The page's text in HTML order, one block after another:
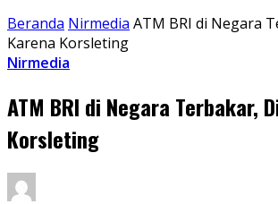
Beranda Nirmedia ATM BRI di Negara
Karena Korsleting
Nirmedia
ATM BRI di Negara Terbakar,
Korsleting